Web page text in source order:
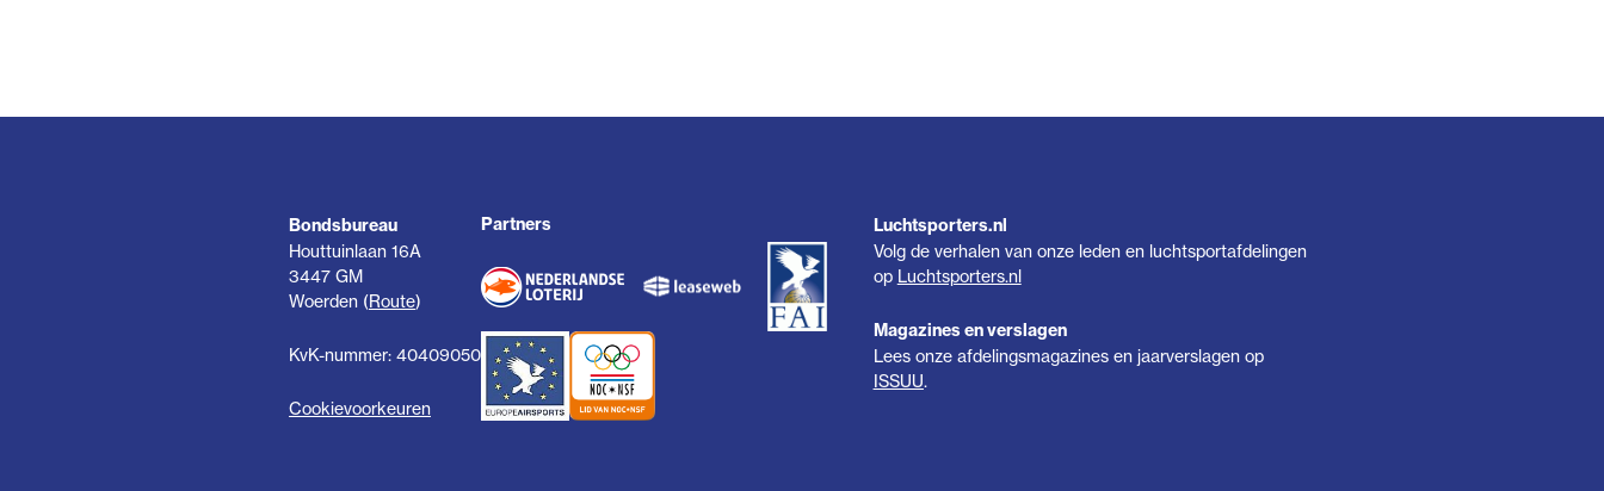
Bondsbureau
Houttuinlaan 16A
3447 GM
Woerden (Route)
KvK-nummer: 40409050
Cookievoorkeuren
Partners Luchtsporters.nl
Volg de verhalen van onze leden en luchtsportafdelingen
op Luchtsporters.nl
Magazines en verslagen
Lees onze afdelingsmagazines en jaarverslagen op
ISSUU.